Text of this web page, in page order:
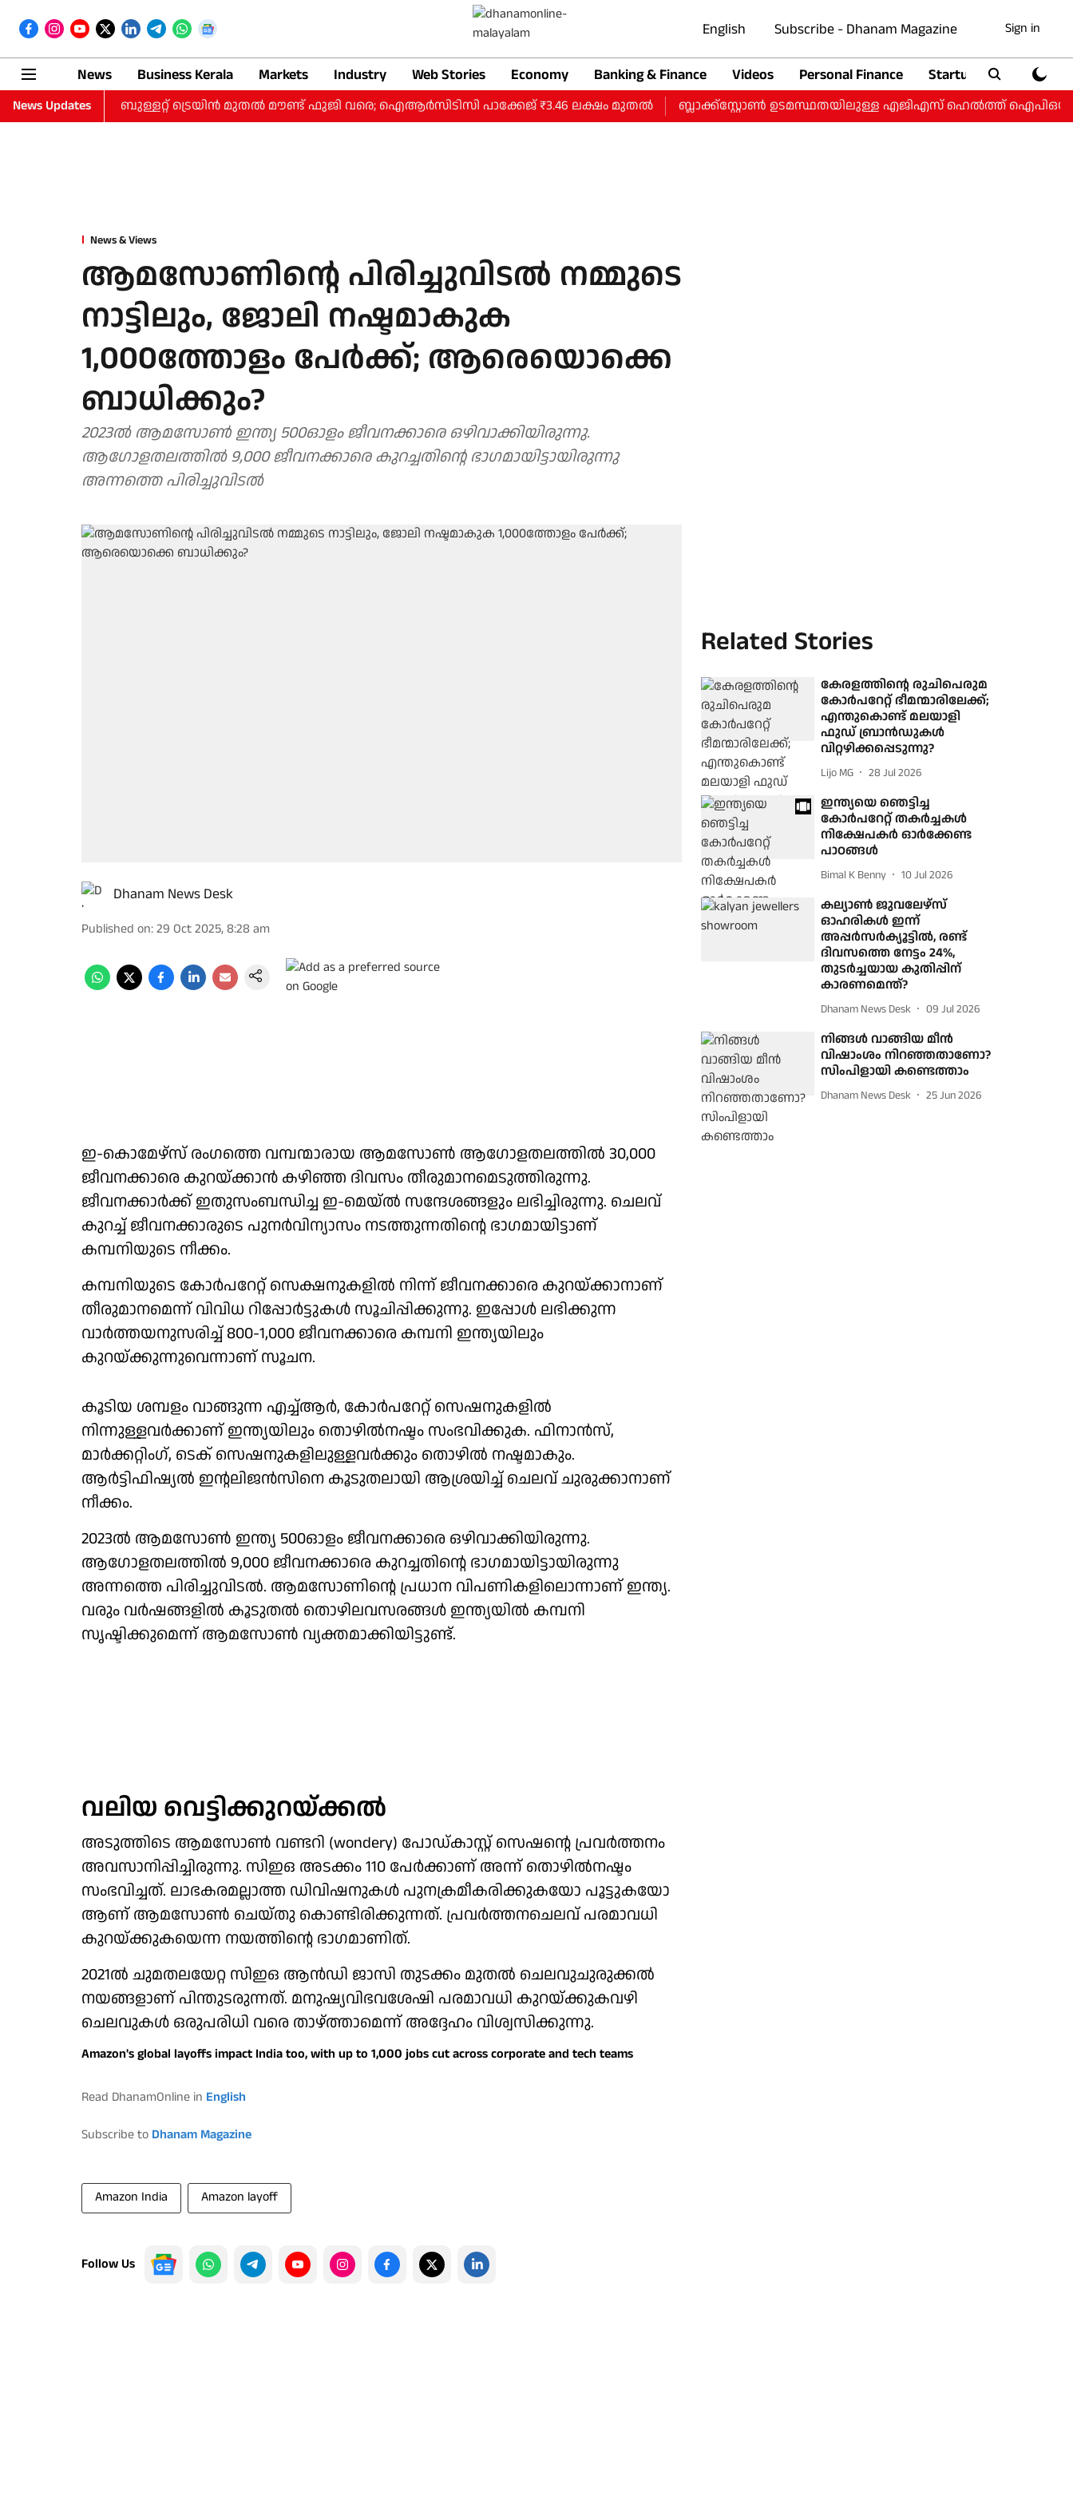
English Subscribe - Dhanam Magazine Sign in
News Business Kerala Markets Industry Web Stories Economy Banking & Finance Videos Personal Finance Startup
News Updatesയാത്ര; ബുള്ളറ്റ് ട്രെയിന്‍ മുതല്‍ മൗണ്ട് ഫുജി വരെ; ഐആര്‍സിടിസി പാക്കേജ് ₹3.46 ലക്ഷം മുതല്‍ ബ്ലാക്ക്‌സ്റ്റോൺ ഉടമസ്ഥതയിലുള്ള എജിഎസ് ഹെൽത്ത് ഐപിഒയ്ക്ക്;
News & Views
ആമസോണിന്റെ പിരിച്ചുവിടല്‍ നമ്മുടെ
നാട്ടിലും, ജോലി നഷ്ടമാകുക
1,000ത്തോളം പേര്‍ക്ക്; ആരെയൊക്കെ
ബാധിക്കും?
2023ല്‍ ആമസോണ്‍ ഇന്ത്യ 500ഓളം ജീവനക്കാരെ ഒഴിവാക്കിയിരുന്നു.
ആഗോളതലത്തില്‍ 9,000 ജീവനക്കാരെ കുറച്ചതിന്റെ ഭാഗമായിട്ടായിരുന്നു
അന്നത്തെ പിരിച്ചുവിടല്‍
Dhanam News Desk
Published on:29 Oct 2025, 8:28 am
ഇ-കൊമേഴ്‌സ് രംഗത്തെ വമ്പന്മാരായ ആമസോണ്‍ ആഗോളതലത്തില്‍ 30,000
ജീവനക്കാരെ കുറയ്ക്കാന്‍ കഴിഞ്ഞ ദിവസം തീരുമാനമെടുത്തിരുന്നു.
ജീവനക്കാര്‍ക്ക് ഇതുസംബന്ധിച്ച ഇ-മെയ്ല്‍ സന്ദേശങ്ങളും ലഭിച്ചിരുന്നു. ചെലവ്
കുറച്ച് ജീവനക്കാരുടെ പുനര്‍വിന്യാസം നടത്തുന്നതിന്റെ ഭാഗമായിട്ടാണ്
കമ്പനിയുടെ നീക്കം.
കമ്പനിയുടെ കോര്‍പറേറ്റ് സെക്ഷനുകളില്‍ നിന്ന് ജീവനക്കാരെ കുറയ്ക്കാനാണ്
തീരുമാനമെന്ന് വിവിധ റിപ്പോര്‍ട്ടുകള്‍ സൂചിപ്പിക്കുന്നു. ഇപ്പോള്‍ ലഭിക്കുന്ന
വാര്‍ത്തയനുസരിച്ച് 800-1,000 ജീവനക്കാരെ കമ്പനി ഇന്ത്യയിലും
കുറയ്ക്കുന്നുവെന്നാണ് സൂചന.
കൂടിയ ശമ്പളം വാങ്ങുന്ന എച്ച്ആര്‍, കോര്‍പറേറ്റ് സെഷനുകളില്‍
നിന്നുള്ളവര്‍ക്കാണ് ഇന്ത്യയിലും തൊഴില്‍നഷ്ടം സംഭവിക്കുക. ഫിനാന്‍സ്,
മാര്‍ക്കറ്റിംഗ്, ടെക് സെഷനുകളിലുള്ളവര്‍ക്കും തൊഴില്‍ നഷ്ടമാകും.
ആര്‍ട്ടിഫിഷ്യല്‍ ഇന്റലിജന്‍സിനെ കൂടുതലായി ആശ്രയിച്ച് ചെലവ് ചുരുക്കാനാണ്
നീക്കം.
2023ല്‍ ആമസോണ്‍ ഇന്ത്യ 500ഓളം ജീവനക്കാരെ ഒഴിവാക്കിയിരുന്നു.
ആഗോളതലത്തില്‍ 9,000 ജീവനക്കാരെ കുറച്ചതിന്റെ ഭാഗമായിട്ടായിരുന്നു
അന്നത്തെ പിരിച്ചുവിടല്‍. ആമസോണിന്റെ പ്രധാന വിപണികളിലൊന്നാണ് ഇന്ത്യ.
വരും വര്‍ഷങ്ങളില്‍ കൂടുതല്‍ തൊഴിലവസരങ്ങള്‍ ഇന്ത്യയില്‍ കമ്പനി
സൃഷ്ടിക്കുമെന്ന് ആമസോണ്‍ വ്യക്തമാക്കിയിട്ടുണ്ട്.
വലിയ വെട്ടിക്കുറയ്ക്കല്‍
അടുത്തിടെ ആമസോണ്‍ വണ്ടറി (wondery) പോഡ്കാസ്റ്റ് സെഷന്റെ പ്രവര്‍ത്തനം
അവസാനിപ്പിച്ചിരുന്നു. സിഇഒ അടക്കം 110 പേര്‍ക്കാണ് അന്ന് തൊഴില്‍നഷ്ടം
സംഭവിച്ചത്. ലാഭകരമല്ലാത്ത ഡിവിഷനുകള്‍ പുനക്രമീകരിക്കുകയോ പൂട്ടുകയോ
ആണ് ആമസോണ്‍ ചെയ്തു കൊണ്ടിരിക്കുന്നത്. പ്രവര്‍ത്തനചെലവ് പരമാവധി
കുറയ്ക്കുകയെന്ന നയത്തിന്റെ ഭാഗമാണിത്.
2021ല്‍ ചുമതലയേറ്റ സിഇഒ ആന്‍ഡി ജാസി തുടക്കം മുതല്‍ ചെലവുചുരുക്കല്‍
നയങ്ങളാണ് പിന്തുടരുന്നത്. മനുഷ്യവിഭവശേഷി പരമാവധി കുറയ്ക്കുകവഴി
ചെലവുകള്‍ ഒരുപരിധി വരെ താഴ്ത്താമെന്ന് അദ്ദേഹം വിശ്വസിക്കുന്നു.
Amazon's global layoffs impact India too, with up to 1,000 jobs cut across corporate and tech teams
Read DhanamOnline in English
Subscribe to Dhanam Magazine
Amazon India Amazon layoff
Follow Us
Related Stories
കേരളത്തിന്റെ രുചിപെരുമ
കോര്‍പറേറ്റ് ഭീമന്മാരിലേക്ക്;
എന്തുകൊണ്ട് മലയാളി
ഫുഡ് ബ്രാന്‍ഡുകള്‍
വിറ്റഴിക്കപ്പെടുന്നു?
Lijo MG 28 Jul 2026
ഇന്ത്യയെ ഞെട്ടിച്ച
കോര്‍പറേറ്റ് തകര്‍ച്ചകള്‍
നിക്ഷേപകര്‍ ഓര്‍ക്കേണ്ട
പാഠങ്ങള്‍
Bimal K Benny 10 Jul 2026
കല്യാണ്‍ ജുവലേഴ്‌സ്‌
ഓഹരികള്‍ ഇന്ന്
അപ്പര്‍സര്‍ക്യൂട്ടില്‍, രണ്ട്
ദിവസത്തെ നേട്ടം 24%,
തുടര്‍ച്ചയായ കുതിപ്പിന്
കാരണമെന്ത്?
Dhanam News Desk 09 Jul 2026
നിങ്ങള്‍ വാങ്ങിയ മീന്‍
വിഷാംശം നിറഞ്ഞതാണോ?
സിംപിളായി കണ്ടെത്താം
Dhanam News Desk 25 Jun 2026